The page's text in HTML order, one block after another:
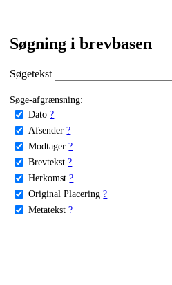
Søgning i brevbasen
Søgetekst
Søge-afgrænsning:
Dato ?
Afsender ?
Modtager ?
Brevtekst ?
Herkomst ?
Original Placering ?
Metatekst ?